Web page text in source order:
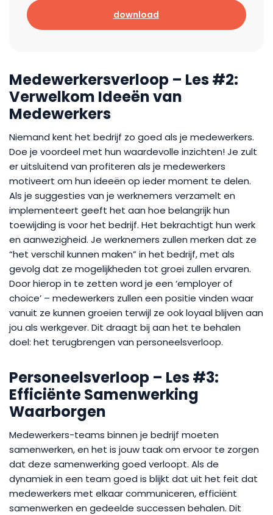
download
Medewerkersverloop – Les #2:
Verwelkom Ideeën van
Medewerkers
Niemand kent het bedrijf zo goed als je medewerkers.
Doe je voordeel met hun waardevolle inzichten! Je zult
er uitsluitend van profiteren als je medewerkers
motiveert om hun ideeën op ieder moment te delen.
Als je suggesties van je werknemers verzamelt en
implementeert geeft het aan hoe belangrijk hun
toewijding is voor het bedrijf. Het bekrachtigt hun werk
en aanwezigheid. Je werknemers zullen merken dat ze
“het verschil kunnen maken” in het bedrijf, met als
gevolg dat ze mogelijkheden tot groei zullen ervaren.
Door hierop in te zetten word je een ‘employer of
choice’ – medewerkers zullen een positie vinden waar
vanuit ze kunnen groeien terwijl ze ook loyaal blijven aan
jou als werkgever. Dit draagt bij aan het te behalen
doel: het terugbrengen van personeelsverloop.
Personeelsverloop – Les #3:
Efficiënte Samenwerking
Waarborgen
Medewerkers-teams binnen je bedrijf moeten
samenwerken, en het is jouw taak om ervoor te zorgen
dat deze samenwerking goed verloopt. Als de
dynamiek in een team goed is blijkt dat uit het feit dat
medewerkers met elkaar communiceren, efficiënt
samenwerken en gedeelde successen behalen. Dit